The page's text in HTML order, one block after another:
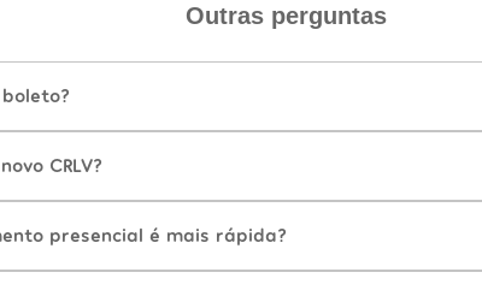
Outras perguntas
CRLV?
presencial é mais rápida?